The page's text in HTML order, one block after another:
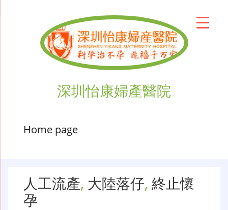
深圳怡康婦產醫院
Home page
人工流產, 大陸落仔, 終止懷
孕